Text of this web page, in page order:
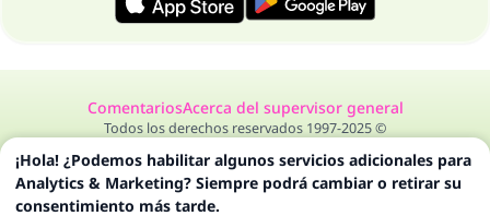
ComentariosAcerca del supervisor general
Todos los derechos reservados 1997-2025 ©
¡Hola! ¿Podemos habilitar algunos servicios adicionales para
Analytics & Marketing? Siempre podrá cambiar o retirar su
consentimiento más tarde.